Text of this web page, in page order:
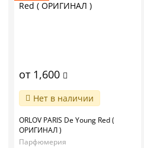
от 1,600
Нет в наличии
ORLOV PARIS De Young Red (
ОРИГИНАЛ )
Парфюмерия